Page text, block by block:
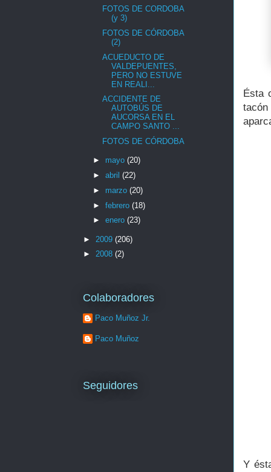
Ésta
Y
FOTOS DE CORDOBA
(y 3)
FOTOS DE CÓRDOBA
(2)
ACUEDUCTO DE
VALDEPUENTES,
PERO NO ESTUVE
EN REALI...
ACCIDENTE DE
AUTOBÚS DE
AUCORSA EN EL
CAMPO SANTO ...
FOTOS DE CÓRDOBA
► mayo (20)
► abril (22)
► marzo (20)
► febrero (18)
► enero (23)
► 2009 (206)
► 2008 (2)
Colaboradores
Paco Muñoz Jr.
Paco Muñoz
Seguidores